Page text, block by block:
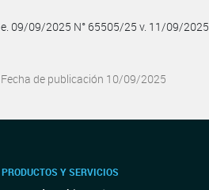
e. 09/09/2025 N° 65505/25 v. 11/09/2025
Fecha de publicación 10/09/2025
PRODUCTOS Y SERVICIOS